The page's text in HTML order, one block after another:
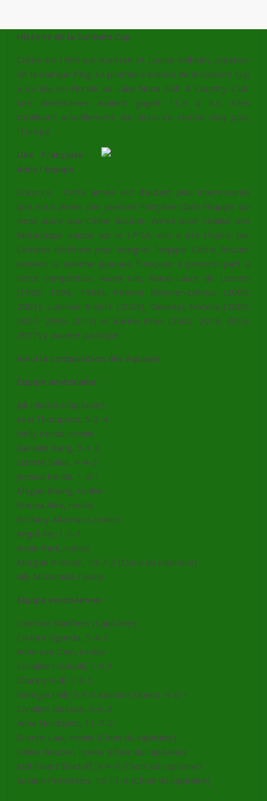
Histoire de la Solheim Cup
Créée en 1990 par Karsten et Louise Solheim, créateur
de la marque Ping. La première édition de la Solheim Cup
a eu lieu en Floride au Lake Nona Golf & Country Club.
Les Américaines avaient gagné 11,5 à 4,5. Elles
totalisent actuellement dix victoires contre cinq pour
l’Europe.
Une Française
dans l’équipe
Cocorico ! Cette année est d’autant plus intéressante
que nous avons une joueuse française dans l’équipe qui
n’est autre que Céline Boutier. Après avoir réalisé une
fantastique saison sur le LPGA, elle a été choisie par
Catriona Matthew pour intégrer l’équipe. Céline Boutier
devient la sixième joueuse française à prendre part à
cette compétition. Avant elle, Marie-Laure de Lorenzi
(1990, 1996, 1998), Patricia Meunier-Lebouc (2000,
2003), Ludivine Kreutz (2005), Gwladys Nocera (2005,
2007, 2009, 2015) et Karine Icher (2002, 2013, 2015,
2017) y avaient participé.
Voici la composition des équipes
Équipe américaine :
Juli Inkster (capitaine)
Lexi Thompson, 5-2-4
Nelly Korda, rookie
Danielle Kang, 3-1-0
Lizette Salas, 4-4-2
Jessica Korda, 1-2-1
Megan Khang, rookie
Marina Alex, rookie
Brittany Altomare, rookie
Angel Yin, 1-1-1
Annie Park, rookie
Morgan Pressel, 10-7-2 (Choix du capitaine)
Ally McDonald, rookie
Équipe européenne :
Catriona Matthew (Capitaine)
Carlota Ciganda, 5-4-2
Anne van Dam, rookie
Caroline Hedwall, 7-3-1
Charley Hull, 7-3-1
Georgia Hall, 2-3-0 Azahara Munoz, 4-6-1
Caroline Masson, 3-6-2
Anna Nordqvist, 11-7-2
Bronte Law, rookie (Choix du capitaine)
Celine Boutier, rookie (Choix du capitaine)
Jodi Ewart Shadoff, 3-4-0 (Choix du capitaine)
Suzann Pettersen, 16-11-6 (Choix du capitaine)